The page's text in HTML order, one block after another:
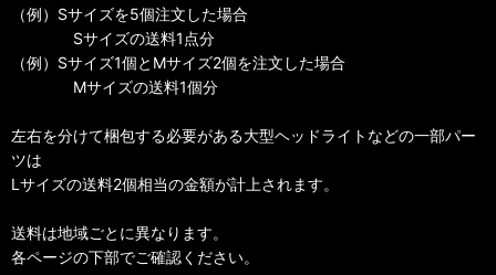
（例）Sサイズを5個注文した場合
Sサイズの送料1点分
（例）Sサイズ1個とMサイズ2個を注文した場合
Mサイズの送料1個分
左右を分けて梱包する必要がある大型ヘッドライトなどの一部パー
ツは
Lサイズの送料2個相当の金額が計上されます。
送料は地域ごとに異なります。
各ページの下部でご確認ください。